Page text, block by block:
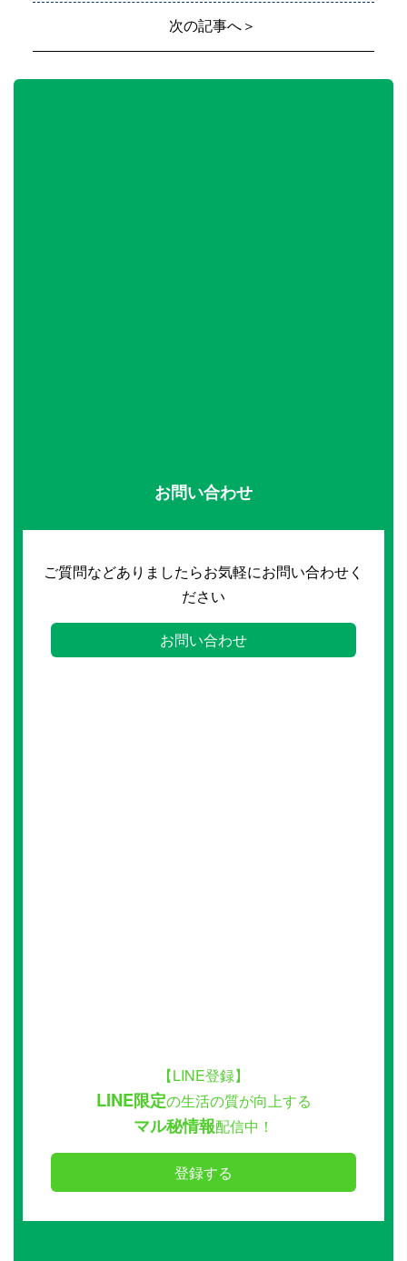
次の記事へ＞
お問い合わせ
ご質問などありましたらお気軽にお問い合わせく
ださい
お問い合わせ
【LINE登録】
LINE限定の生活の質が向上する
マル秘情報配信中！
登録する